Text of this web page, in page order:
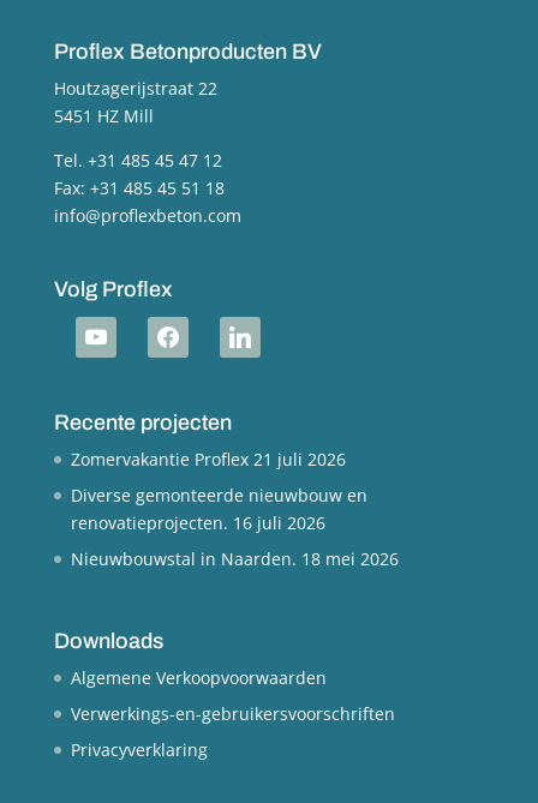
Proflex Betonproducten BV
Houtzagerijstraat 22
5451 HZ Mill
Tel. +31 485 45 47 12
Fax: +31 485 45 51 18
info@proflexbeton.com
Volg Proflex
youtube facebook linkedin
Recente projecten
Zomervakantie Proflex 21 juli 2026
Diverse gemonteerde nieuwbouw en
renovatieprojecten. 16 juli 2026
Nieuwbouwstal in Naarden. 18 mei 2026
Downloads
Algemene Verkoopvoorwaarden
Verwerkings-en-gebruikersvoorschriften
Privacyverklaring